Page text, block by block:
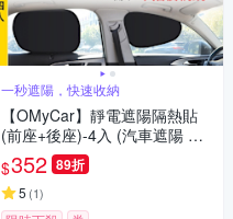
一秒遮陽，快速收納
【OMyCar】靜電遮陽隔熱貼
(前座+後座)-4入 (汽車遮陽 車
窗遮陽 防曬遮光)
$352 89折
5 (1)